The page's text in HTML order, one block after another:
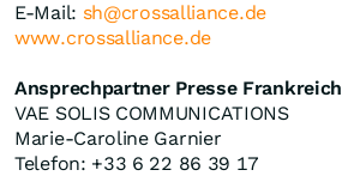
E-Mail: sh@crossalliance.de
www.crossalliance.de
Ansprechpartner Presse Frankreich
VAE SOLIS COMMUNICATIONS
Marie-Caroline Garnier
Telefon: +33 6 22 86 39 17